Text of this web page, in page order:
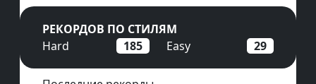
РЕКОРДОВ ПО СТИЛЯМ
Hard
185 Easy 29